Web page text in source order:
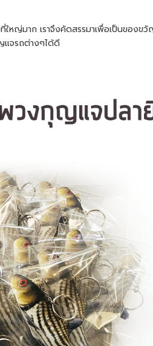
ญ่มาก เราจึงคัดสรรมาเพื่อเป็นของข
แจรถต่างๆได้ดี